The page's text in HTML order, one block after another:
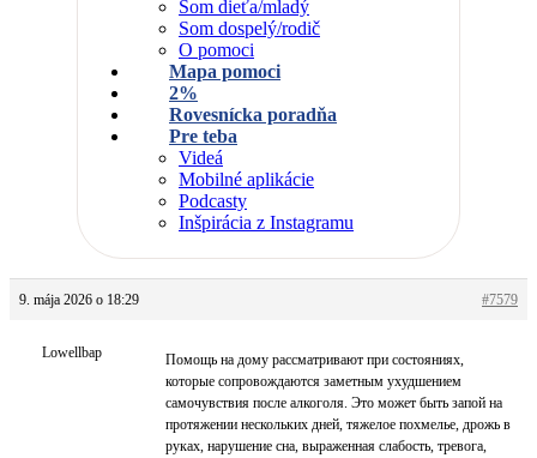
Som dieťa/mladý
Som dospelý/rodič
O pomoci
Mapa pomoci
2%
Rovesnícka poradňa
Pre teba
Videá
Mobilné aplikácie
Podcasty
Inšpirácia z Instagramu
9. mája 2026 o 18:29 #7579
Lowellbap
Помощь на дому рассматривают при состояниях,
которые сопровождаются заметным ухудшением
самочувствия после алкоголя. Это может быть запой на
протяжении нескольких дней, тяжелое похмелье, дрожь в
руках, нарушение сна, выраженная слабость, тревога,